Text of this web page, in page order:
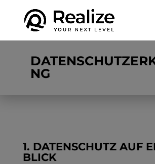
NG
1. DATENSCHUTZ AUF
BLICK